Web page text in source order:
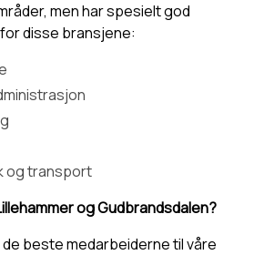
men har spesielt god
disse bransjene:
og transport
og Gudbrandsdalen?
beste medarbeiderne til våre